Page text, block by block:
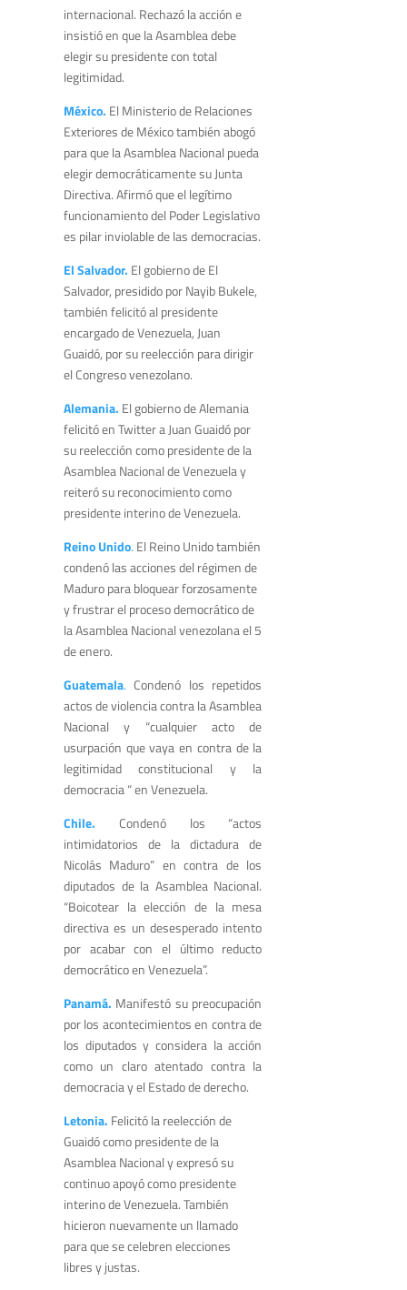
internacional. Rechazó la acción e
insistió en que la Asamblea debe
elegir su presidente con total
legitimidad.
México. El Ministerio de Relaciones
Exteriores de México también abogó
para que la Asamblea Nacional pueda
elegir democráticamente su Junta
Directiva. Afirmó que el legítimo
funcionamiento del Poder Legislativo
es pilar inviolable de las democracias.
El Salvador. El gobierno de El
Salvador, presidido por Nayib Bukele,
también felicitó al presidente
encargado de Venezuela, Juan
Guaidó, por su reelección para dirigir
el Congreso venezolano.
Alemania. El gobierno de Alemania
felicitó en Twitter a Juan Guaidó por
su reelección como presidente de la
Asamblea Nacional de Venezuela y
reiteró su reconocimiento como
presidente interino de Venezuela.
Reino Unido. El Reino Unido también
condenó las acciones del régimen de
Maduro para bloquear forzosamente
y frustrar el proceso democrático de
la Asamblea Nacional venezolana el 5
de enero.
Guatemala. Condenó los repetidos
actos de violencia contra la Asamblea
Nacional y “cualquier acto de
usurpación que vaya en contra de la
legitimidad constitucional y la
democracia “ en Venezuela.
Chile. Condenó los “actos
intimidatorios de la dictadura de
Nicolás Maduro” en contra de los
diputados de la Asamblea Nacional.
“Boicotear la elección de la mesa
directiva es un desesperado intento
por acabar con el último reducto
democrático en Venezuela”.
Panamá. Manifestó su preocupación
por los acontecimientos en contra de
los diputados y considera la acción
como un claro atentado contra la
democracia y el Estado de derecho.
Letonia. Felicitó la reelección de
Guaidó como presidente de la
Asamblea Nacional y expresó su
continuo apoyó como presidente
interino de Venezuela. También
hicieron nuevamente un llamado
para que se celebren elecciones
libres y justas.